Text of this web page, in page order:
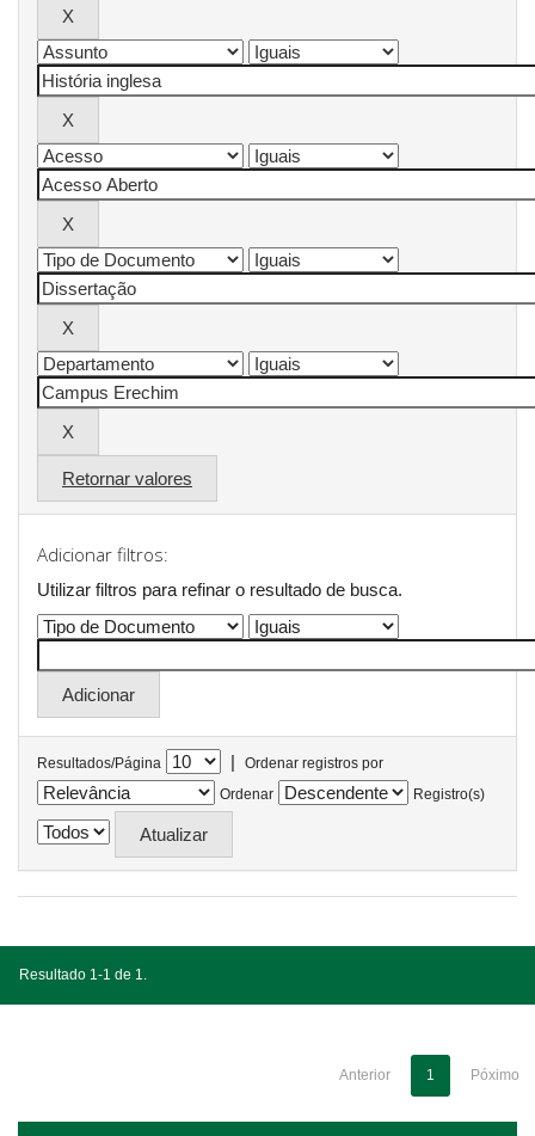
Retornar valores
Adicionar filtros:
Utilizar filtros para refinar o resultado de busca.
Resultados/Página |
Ordenar registros por
Ordenar
Registro(s)
Resultado 1-1 de 1.
Anterior 1 Póximo